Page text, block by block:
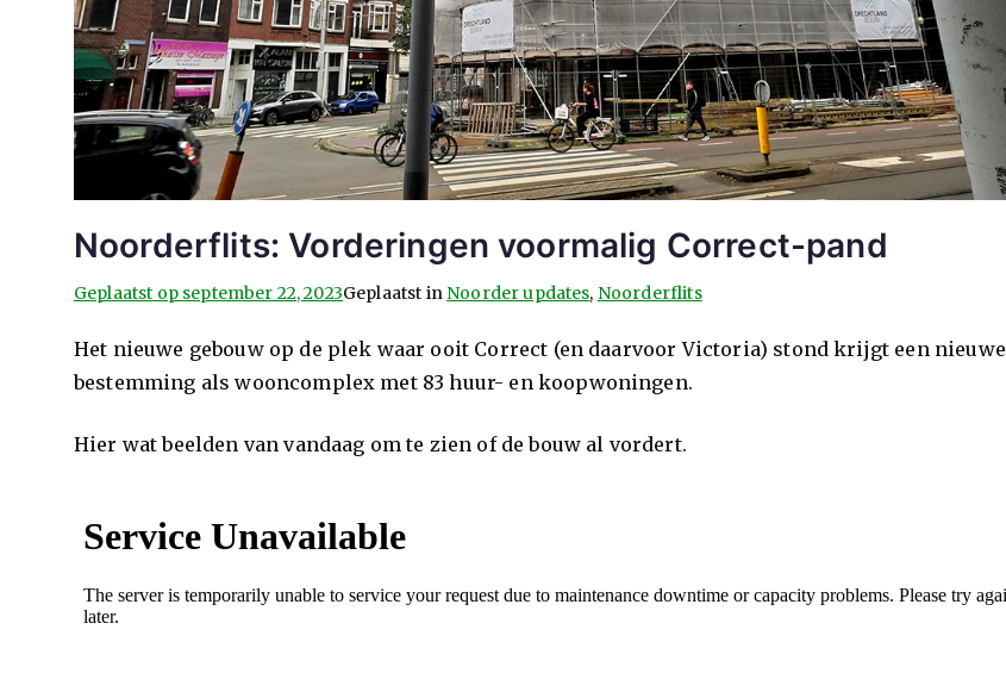
Noorderflits: Vorderingen voormalig Correct-pand
Geplaatst op september 22, 2023Geplaatst in Noorder updates, Noorderflits
Het nieuwe gebouw op de plek waar ooit Correct (en daarvoor Victoria) stond krijgt een nieuwe
bestemming als wooncomplex met 83 huur- en koopwoningen.
Hier wat beelden van vandaag om te zien of de bouw al vordert.